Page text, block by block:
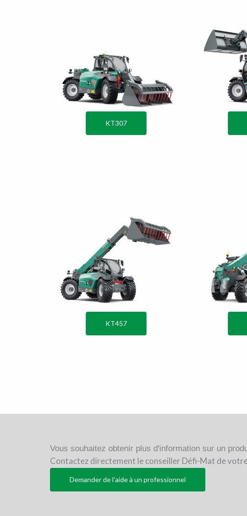
KT307
KT457
Vous souhaitez obtenir plus d'information sur un
Contactez directement le conseiller Défi-Mat de
Demander de l'aide à un professionnel